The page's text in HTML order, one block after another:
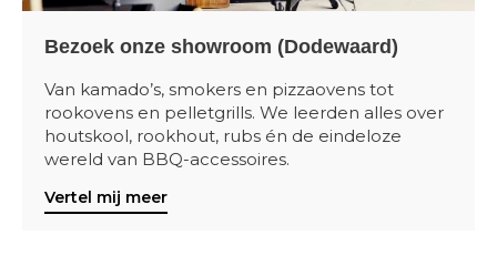
Bezoek onze showroom (Dodewaard)
Van kamado’s, smokers en pizzaovens tot
rookovens en pelletgrills. We leerden alles over
houtskool, rookhout, rubs én de eindeloze
wereld van BBQ-accessoires.
Vertel mij meer